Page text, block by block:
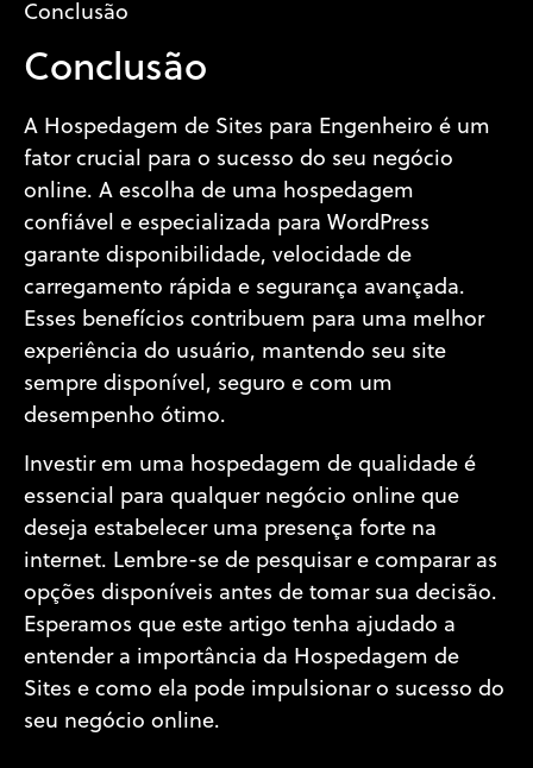
Conclusão
Conclusão
A Hospedagem de Sites para Engenheiro é um
fator crucial para o sucesso do seu negócio
online. A escolha de uma hospedagem
confiável e especializada para WordPress
garante disponibilidade, velocidade de
carregamento rápida e segurança avançada.
Esses benefícios contribuem para uma melhor
experiência do usuário, mantendo seu site
sempre disponível, seguro e com um
desempenho ótimo.
Investir em uma hospedagem de qualidade é
essencial para qualquer negócio online que
deseja estabelecer uma presença forte na
internet. Lembre-se de pesquisar e comparar as
opções disponíveis antes de tomar sua decisão.
Esperamos que este artigo tenha ajudado a
entender a importância da Hospedagem de
Sites e como ela pode impulsionar o sucesso do
seu negócio online.